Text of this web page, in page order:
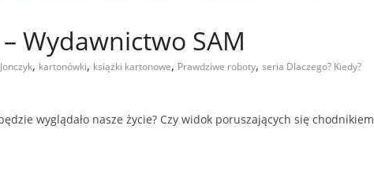
Wydawnictwo SAM
, kartonówki, książki kartonowe, Prawdziwe roboty, seria Dlaczego? Kiedy?
wyglądało nasze życie? Czy widok poruszających się chodnikiem